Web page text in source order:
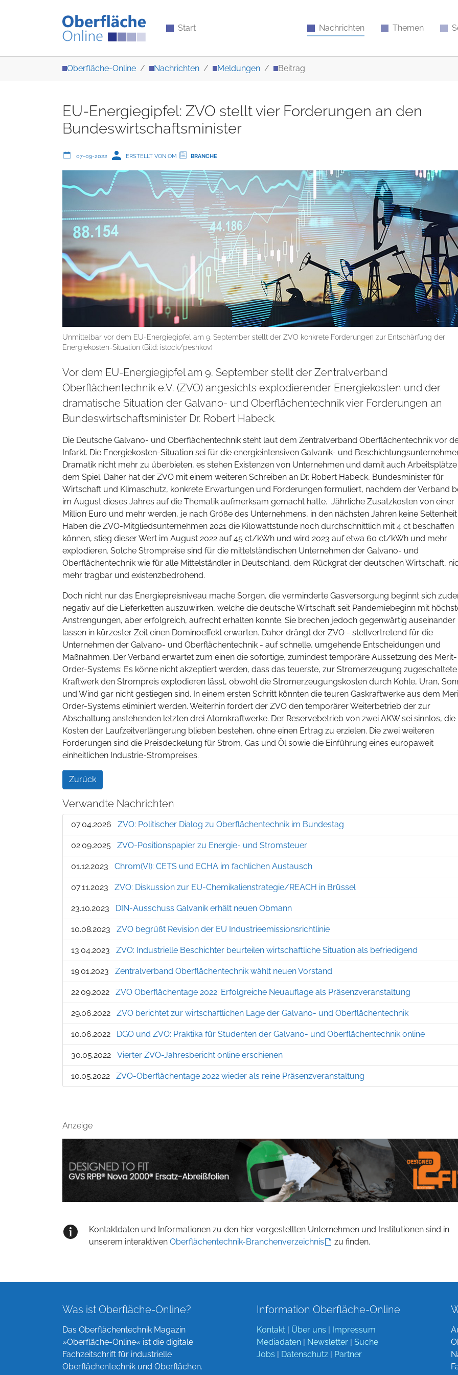
Start Nachrichten Themen
Oberfläche-Online Nachrichten Meldungen Beitrag
EU-Energiegipfel: ZVO stellt vier Forderungen an den
Bundeswirtschaftsminister
07-09-2022 ERSTELLT VON OM BRANCHE
Unmittelbar vor dem EU-Energiegipfel am 9. September stellt der ZVO konkrete Forderungen zur Entschärfung der
Energiekosten-Situation (Bild: istock/peshkov)
Vor dem EU-Energiegipfel am 9. September stellt der Zentralverband
Oberflächentechnik e.V. (ZVO) angesichts explodierender Energiekosten und der
dramatische Situation der Galvano- und Oberflächentechnik vier Forderungen an
Bundeswirtschaftsminister Dr. Robert Habeck.
Die Deutsche Galvano- und Oberflächentechnik steht laut dem Zentralverband Oberflächentechnik vor
Infarkt. Die Energiekosten-Situation sei für die energieintensiven Galvanik- und
Dramatik nicht mehr zu überbieten, es stehen Existenzen von Unternehmen und damit auch
dem Spiel. Daher hat der ZVO mit einem weiteren Schreiben an Dr. Robert Habeck, Bundesminister für
Wirtschaft und Klimaschutz, konkrete Erwartungen und Forderungen formuliert, nachdem der Verband
im August dieses Jahres auf die Thematik aufmerksam gemacht hatte. Jährliche Zusatzkosten von einer
Million Euro und mehr werden, je nach Größe des Unternehmens, in den nächsten Jahren keine Seltenheit
Haben die ZVO-Mitgliedsunternehmen 2021 die Kilowattstunde noch durchschnittlich mit 4 ct beschaffen
können, stieg dieser Wert im August 2022 auf 45 ct/kWh und wird 2023 auf etwa 60 ct/kWh und mehr
explodieren. Solche Strompreise sind für die mittelständischen Unternehmen der Galvano- und
Oberflächentechnik wie für alle Mittelständler in Deutschland, dem Rückgrat der deutschen Wirtschaft,
mehr tragbar und existenzbedrohend.
Doch nicht nur das Energiepreisniveau mache Sorgen, die verminderte Gasversorgung beginnt sich
negativ auf die Lieferketten auszuwirken, welche die deutsche Wirtschaft seit Pandemiebeginn mit
Anstrengungen, aber erfolgreich, aufrecht erhalten konnte. Sie brechen jedoch gegenwärtig auseinander
lassen in kürzester Zeit einen Dominoeffekt erwarten. Daher drängt der ZVO - stellvertretend für die
Unternehmen der Galvano- und Oberflächentechnik - auf schnelle, umgehende Entscheidungen und
Maßnahmen. Der Verband erwartet zum einen die sofortige, zumindest temporäre Aussetzung des Merit-
Order-Systems: Es könne nicht akzeptiert werden, dass das teuerste, zur Stromerzeugung
Kraftwerk den Strompreis explodieren lässt, obwohl die Stromerzeugungskosten durch Kohle, Uran,
und Wind gar nicht gestiegen sind. In einem ersten Schritt könnten die teuren Gaskraftwerke aus dem
Order-Systems eliminiert werden. Weiterhin fordert der ZVO den temporärer Weiterbetrieb der zur
Abschaltung anstehenden letzten drei Atomkraftwerke. Der Reservebetrieb von zwei AKW sei sinnlos, die
Kosten der Laufzeitverlängerung blieben bestehen, ohne einen Ertrag zu erzielen. Die zwei weiteren
Forderungen sind die Preisdeckelung für Strom, Gas und Öl sowie die Einführung eines europaweit
einheitlichen Industrie-Strompreises.
Zurück
Verwandte Nachrichten
07.04.2026 ZVO: Politischer Dialog zu Oberflächentechnik im Bundestag
02.09.2025 ZVO-Positionspapier zu Energie- und Stromsteuer
01.12.2023 Chrom(VI): CETS und ECHA im fachlichen Austausch
07.11.2023 ZVO: Diskussion zur EU-Chemikalienstrategie/REACH in Brüssel
23.10.2023 DIN-Ausschuss Galvanik erhält neuen Obmann
10.08.2023 ZVO begrüßt Revision der EU Industrieemissionsrichtlinie
13.04.2023 ZVO: Industrielle Beschichter beurteilen wirtschaftliche Situation als befriedigend
19.01.2023 Zentralverband Oberflächentechnik wählt neuen Vorstand
22.09.2022 ZVO Oberflächentage 2022: Erfolgreiche Neuauflage als Präsenzveranstaltung
29.06.2022 ZVO berichtet zur wirtschaftlichen Lage der Galvano- und Oberflächentechnik
10.06.2022 DGO und ZVO: Praktika für Studenten der Galvano- und Oberflächentechnik online
30.05.2022 Vierter ZVO-Jahresbericht online erschienen
10.05.2022 ZVO-Oberflächentage 2022 wieder als reine Präsenzveranstaltung
Anzeige
Kontaktdaten und Informationen zu den hier vorgestellten Unternehmen und Institutionen sind in
unserem interaktiven Oberflächentechnik-Branchenverzeichnis zu finden.
Was ist Oberfläche-Online?
Das Oberflächentechnik Magazin
»Oberfläche-Online« ist die digitale
Fachzeitschrift für industrielle
Oberflächentechnik und Oberflächen.
Information Oberfläche-Online
Kontakt Über uns
Impressum
Mediadaten
Newsletter
Suche
Jobs
Datenschutz Partner